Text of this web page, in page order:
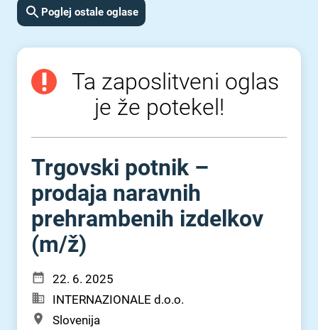
Poglej ostale oglase
Ta zaposlitveni oglas
je že potekel!
Trgovski potnik –
prodaja naravnih
prehrambenih izdelkov
(m⁠/⁠ž)
22. 6. 2025
INTERNAZIONALE d.o.o.
Slovenija